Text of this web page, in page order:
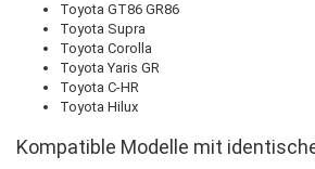
Toyota GT86 GR86
Toyota Supra
Toyota Corolla
Toyota Yaris GR
Toyota C-HR
Toyota Hilux
Kompatible Modelle mit